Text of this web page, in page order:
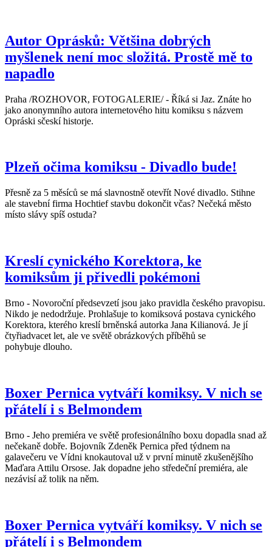
Autor Oprásků: Většina dobrých
myšlenek není moc složitá. Prostě mě to
napadlo
Praha /ROZHOVOR, FOTOGALERIE/ - Říká si Jaz. Znáte ho
jako anonymního autora internetového hitu komiksu s názvem
Opráski sčeskí historje.
Plzeň očima komiksu - Divadlo bude!
Přesně za 5 měsíců se má slavnostně otevřít Nové divadlo. Stihne
ale stavební firma Hochtief stavbu dokončit včas? Nečeká město
místo slávy spíš ostuda?
Kreslí cynického Korektora, ke
komiksům ji přivedli pokémoni
Brno - Novoroční předsevzetí jsou jako pravidla českého pravopisu.
Nikdo je nedodržuje. Prohlašuje to komiksová postava cynického
Korektora, kterého kreslí brněnská autorka Jana Kilianová. Je jí
čtyřiadvacet let, ale ve světě obrázkových příběhů se
pohybuje dlouho.
Boxer Pernica vytváří komiksy. V nich se
přátelí i s Belmondem
Brno - Jeho premiéra ve světě profesionálního boxu dopadla snad až
nečekaně dobře. Bojovník Zdeněk Pernica před týdnem na
galavečeru ve Vídni knokautoval už v první minutě zkušenějšího
Maďara Attilu Orsose. Jak dopadne jeho středeční premiéra, ale
nezávisí až tolik na něm.
Boxer Pernica vytváří komiksy. V nich se
přátelí i s Belmondem